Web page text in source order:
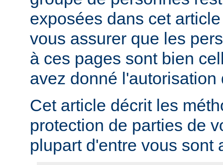
exposées dans cet
vous assurer que les
à ces pages sont bien
avez donné l'autorisation
Cet article décrit les
protection de parties de
plupart d'entre vous sont